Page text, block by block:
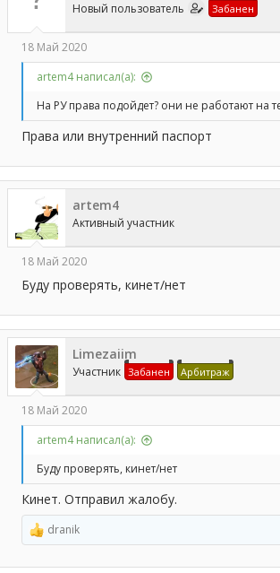
Новый пользователь Забанен
18 Май 2020
artem4 написал(а):
На РУ права подойдет? они не работают на
Права или внутренний паспорт
artem4
Активный участник
18 Май 2020
Буду проверять, кинет/нет
Limezaiim
Участник Забанен Арбитраж
18 Май 2020
artem4 написал(а):
Буду проверять, кинет/нет
Кинет. Отправил жалобу.
Р
е
а
dranik